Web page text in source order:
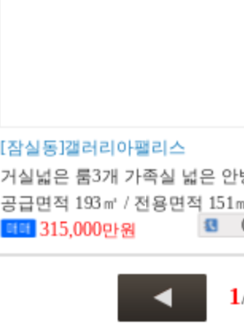
[잠실동]갤러리아팰리스
거실넓은 룸3개 가족실 넓은 안
공급면적 193㎡ / 전용면적 151
315,000만원
1